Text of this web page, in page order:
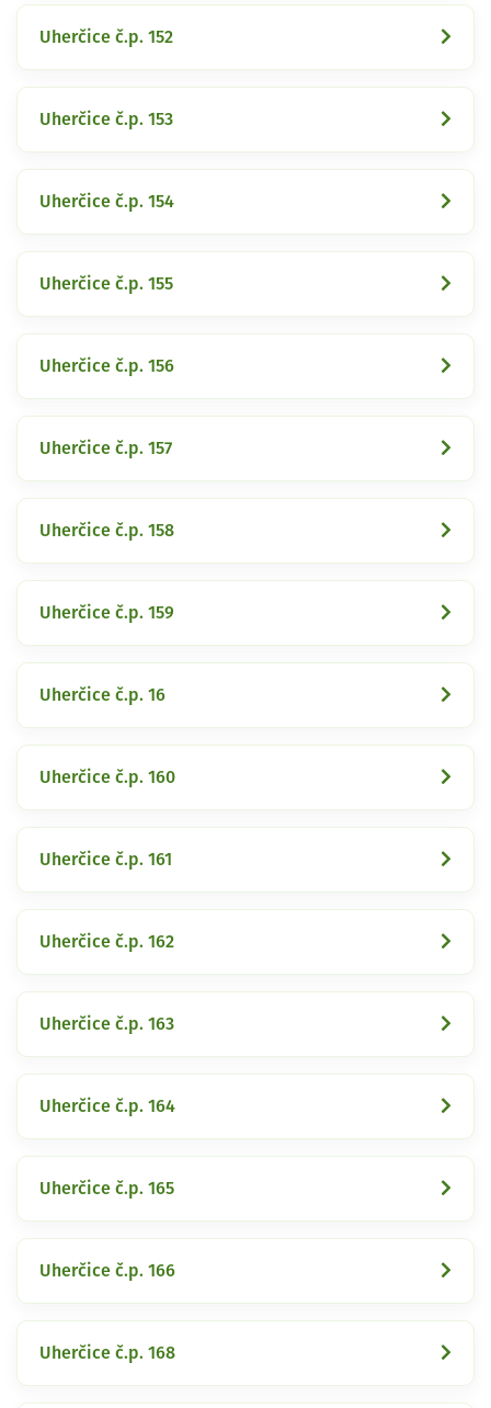
Uherčice č.p. 152
Uherčice č.p. 153
Uherčice č.p. 154
Uherčice č.p. 155
Uherčice č.p. 156
Uherčice č.p. 157
Uherčice č.p. 158
Uherčice č.p. 159
Uherčice č.p. 16
Uherčice č.p. 160
Uherčice č.p. 161
Uherčice č.p. 162
Uherčice č.p. 163
Uherčice č.p. 164
Uherčice č.p. 165
Uherčice č.p. 166
Uherčice č.p. 168